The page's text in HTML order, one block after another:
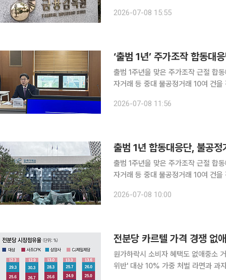
TV 소속 직원 등이 업무 과정에서 취
2026-07-08 15:55
출범 1주년을 맞은 주가조작 근절 합
자거래 등 중대 불공정거래 10여 건
는 서울 여의도 한국거래소에서 '주가
2026-07-08 11:56
출범 1년 합동대응단, 불공
출범 1주년을 맞은 주가조작 근절 합
자거래 등 중대 불공정거래 10여 건
는 서울 여의도 한국거래소에서 '주가
2026-07-08 10:00
전분당 카르텔 가격 경쟁 없
원가하락시 소비자 혜택도 없애중소
위반' 대상 10% 가중 처벌 라면과 과자, 빵, 음료 등 국민 먹거리의 핵심 원재료인 전분당 시장에서